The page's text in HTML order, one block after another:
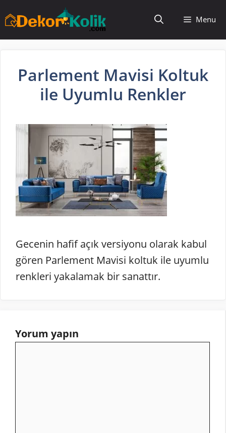
atla
Menu
Parlement Mavisi Koltuk
ile Uyumlu Renkler
Gecenin hafif açık versiyonu olarak kabul
gören Parlement Mavisi koltuk ile uyumlu
renkleri yakalamak bir sanattır.
Yorum yapın